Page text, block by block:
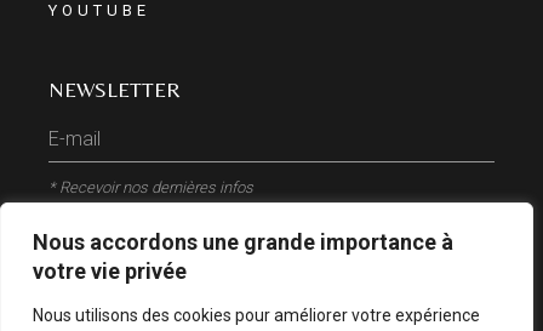
Nous accordons une grande importance à
votre vie privée
Nous utilisons des cookies pour améliorer votre expérience
YOUTUBE
NEWSLETTER
* Recevoir nos dernières infos
ENVOYER